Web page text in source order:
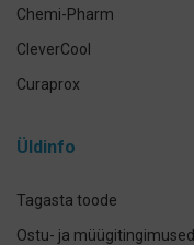
Chemi-Pharm
CleverCool
Curaprox
Elmex
Üldinfo
Tagasta toode
Ostu- ja müügitingimused